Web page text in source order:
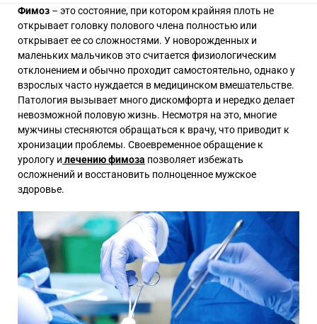
Фимоз – это состояние, при котором крайняя плоть не
открывает головку полового члена полностью или
открывает ее со сложностями. У новорожденных и
маленьких мальчиков это считается физиологическим
отклонением и обычно проходит самостоятельно, однако у
взрослых часто нуждается в медицинском вмешательстве.
Патология вызывает много дискомфорта и нередко делает
невозможной половую жизнь. Несмотря на это, многие
мужчины стесняются обращаться к врачу, что приводит к
хронизации проблемы. Своевременное обращение к
урологу и лечению фимоза позволяет избежать
осложнений и восстановить полноценное мужское
здоровье.